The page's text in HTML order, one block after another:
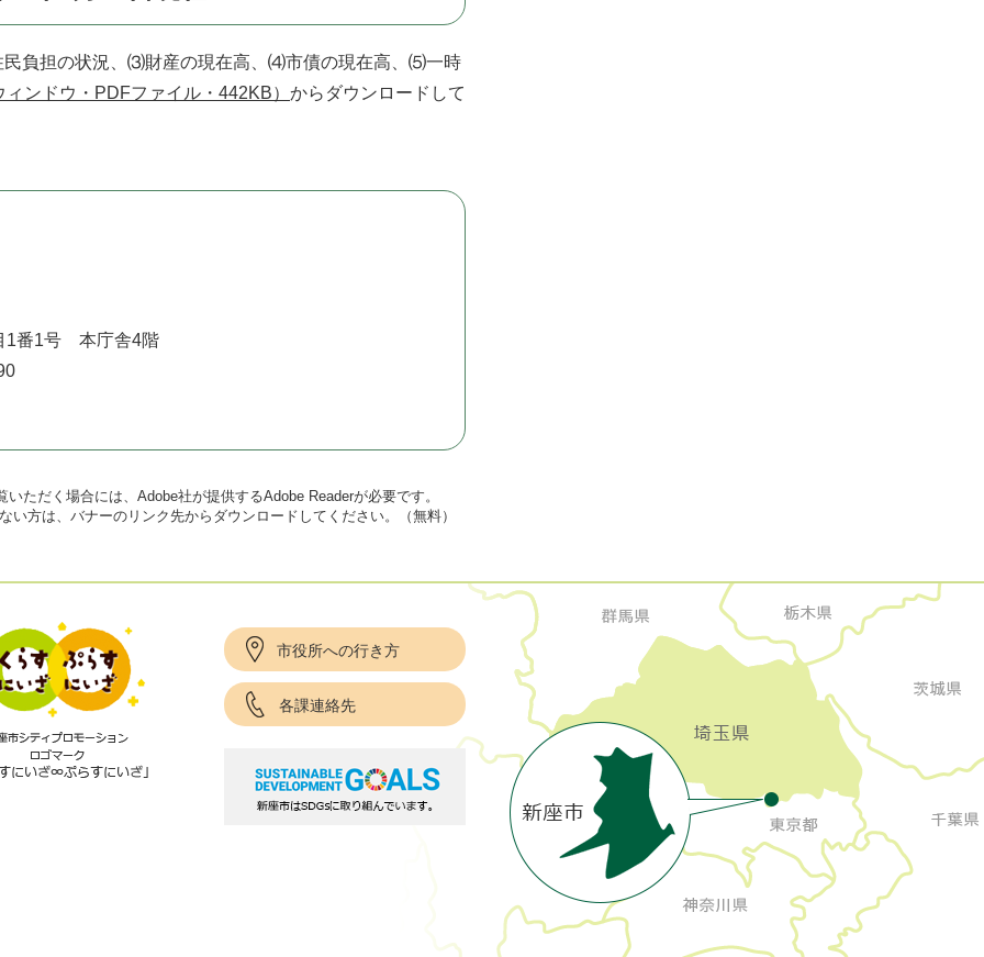
負担の状況、⑶財産の現在高、⑷市債の現在高、⑸一時
ンドウ・PDFファイル・442KB） からダウンロードして
1番1号 本庁舎4階
ただく場合には、Adobe社が提供するAdobe Readerが必要です。
い方は、バナーのリンク先からダウンロードしてください。（無料）
市役所への行き方
各課連絡先